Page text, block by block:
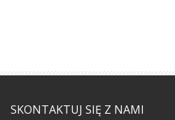
SKONTAKTUJ SIĘ Z NAMI